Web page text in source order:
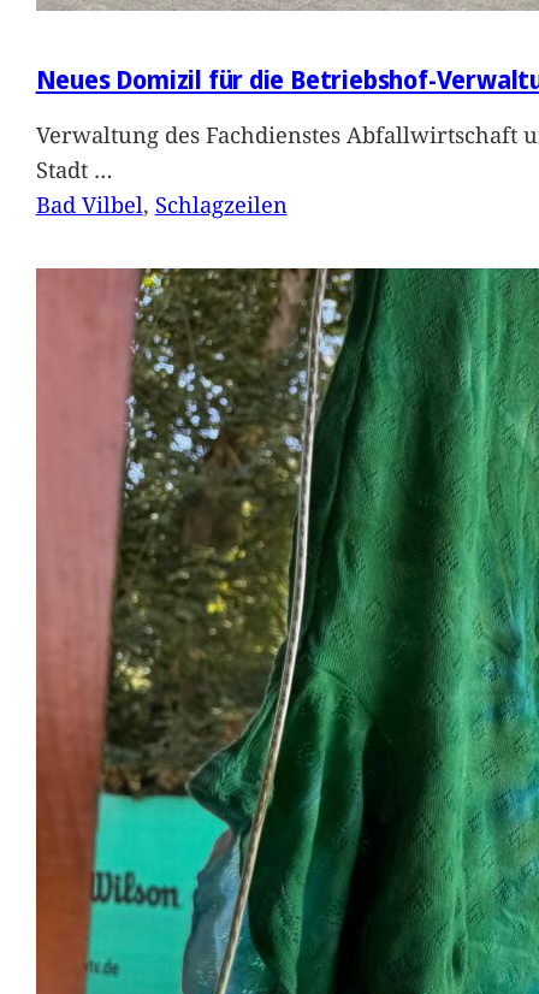
Neues Domizil für die Betriebshof-
Verwaltung des Fachdienstes Abfallwirtschaft
Stadt …
Bad Vilbel, Schlagzeilen